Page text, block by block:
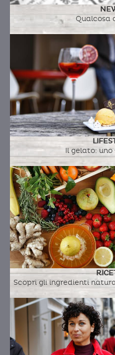
Qualcosa
Il gelato:
Scopri gli ingredienti